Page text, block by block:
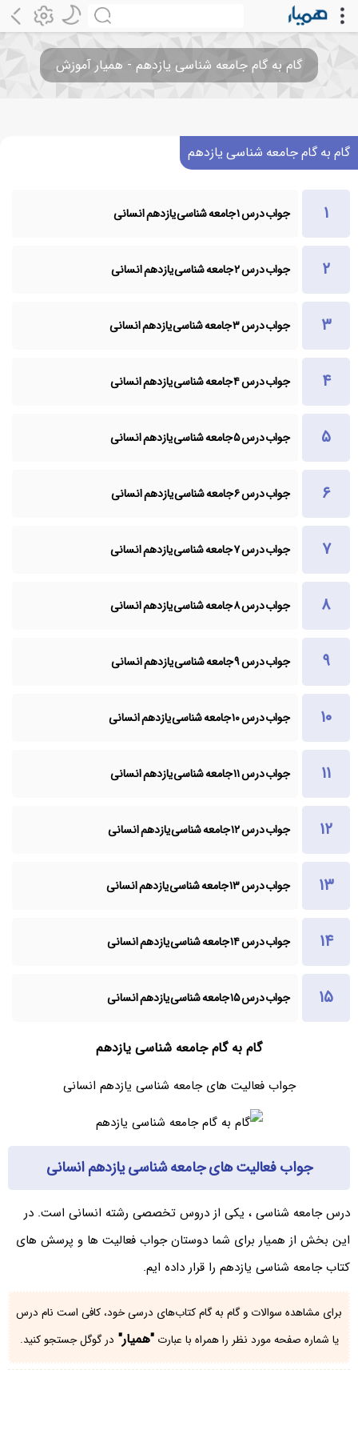
گام به گام جامعه شناسی یازدهم - همیار آموزش
گام به گام جامعه شناسی یازدهم
جواب درس ۱ جامعه شناسی یازدهم انسانی
جواب درس ۲ جامعه شناسی یازدهم انسانی
جواب درس ۳ جامعه شناسی یازدهم انسانی
جواب درس ۴ جامعه شناسی یازدهم انسانی
جواب درس ۵ جامعه شناسی یازدهم انسانی
جواب درس ۶ جامعه شناسی یازدهم انسانی
جواب درس ۷ جامعه شناسی یازدهم انسانی
جواب درس ۸ جامعه شناسی یازدهم انسانی
جواب درس ۹ جامعه شناسی یازدهم انسانی
جواب درس ۱۰ جامعه شناسی یازدهم انسانی
جواب درس ۱۱ جامعه شناسی یازدهم انسانی
جواب درس ۱۲ جامعه شناسی یازدهم انسانی
جواب درس ۱۳ جامعه شناسی یازدهم انسانی
جواب درس ۱۴ جامعه شناسی یازدهم انسانی
جواب درس ۱۵ جامعه شناسی یازدهم انسانی
گام به گام جامعه شناسی یازدهم
جواب فعالیت های جامعه شناسی یازدهم انسانی
جواب فعالیت های جامعه شناسی یازدهم انسانی
درس جامعه شناسی ، یکی از دروس تخصصی رشته انسانی است. در
این بخش از همیار برای شما دوستان جواب فعالیت ها و پرسش های
کتاب جامعه شناسی یازدهم را قرار داده ایم.
برای مشاهده سوالات و گام به گام کتاب‌های درسی خود، کافی است نام درس
یا شماره صفحه مورد نظر را همراه با عبارت"همیار" در گوگل جستجو کنید.